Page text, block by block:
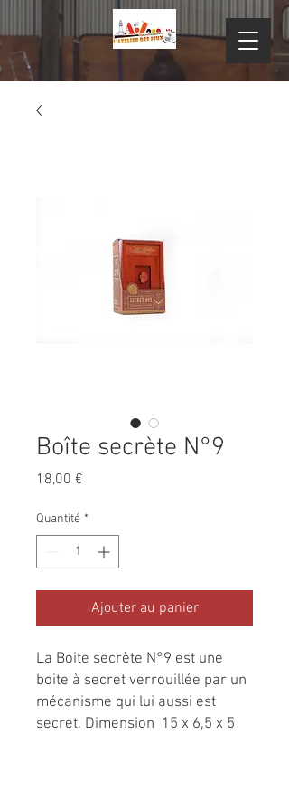
Boîte secrète N°9
18,00 €
Quantité *
Ajouter au panier
La Boite secrète N°9 est une
boite à secret verrouillée par un
mécanisme qui lui aussi est
secret. Dimension 15 x 6,5 x 5